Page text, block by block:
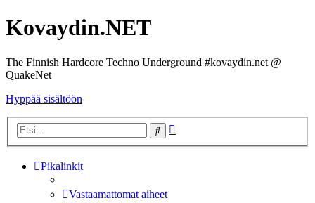
Kovaydin.NET
The Finnish Hardcore Techno Underground #kovaydin.net @
QuakeNet
Hyppää sisältöön
Etsi
Pikalinkit
Vastaamattomat aiheet